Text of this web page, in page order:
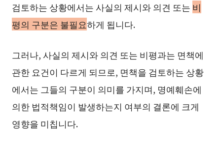
검토하는 상황에서는 사실의 제시와 의견 또는 비
평의 구분은 불필요하게 됩니다.
그러나, 사실의 제시와 의견 또는 비평과는 면책에
관한 요건이 다르게 되므로, 면책을 검토하는 상황
에서는 그들의 구분이 의미를 가지며, 명예훼손에
의한 법적책임이 발생하는지 여부의 결론에 크게
영향을 미칩니다.